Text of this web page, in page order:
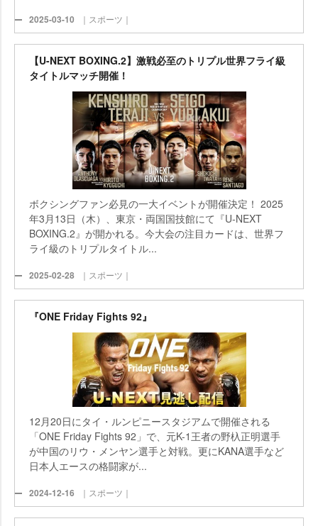
2025-03-10 ｜スポーツ｜
【U-NEXT BOXING.2】激戦必至のトリプル世界フライ級
タイトルマッチ開催！
ボクシングファン必見の一大イベントが開催決定！ 2025
年3月13日（木）、東京・両国国技館にて『U-NEXT
BOXING.2』が開かれる。今大会の注目カードは、世界フ
ライ級のトリプルタイトル...
2025-02-28 ｜スポーツ｜
『ONE Friday Fights 92』
12月20日にタイ・ルンピニースタジアムで開催される
「ONE Friday Fights 92」で、元K-1王者の野杁正明選手
が中国のリウ・メンヤン選手と対戦。更にKANA選手など
日本人エースの格闘家が...
2024-12-16 ｜スポーツ｜